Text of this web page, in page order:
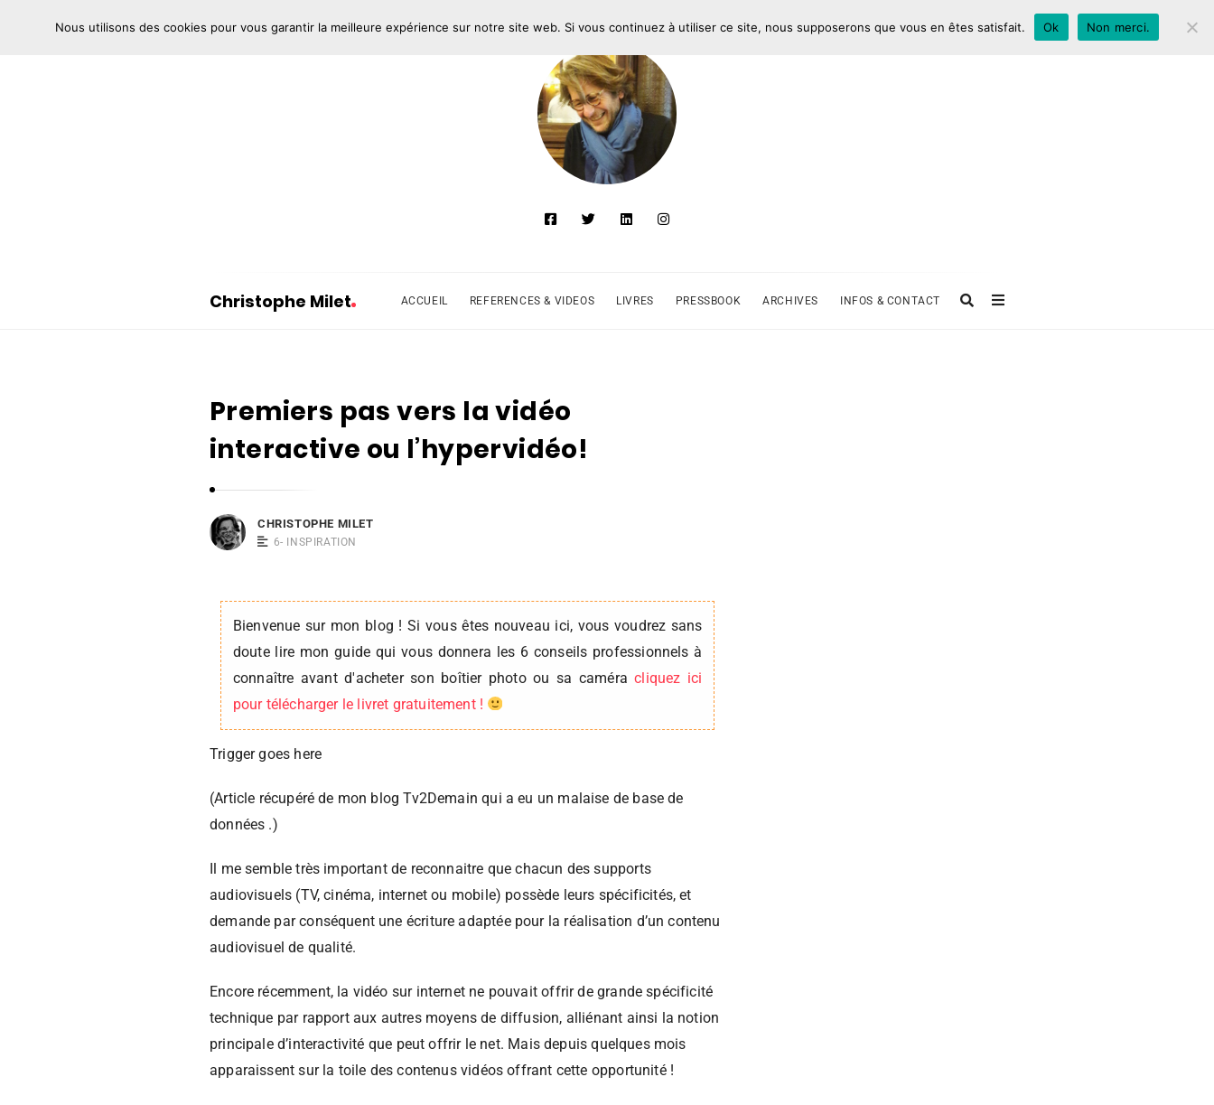
Christophe Milet
i
s
t
o
h
ACCUEIL REFERENCES & VIDEOS LIVRES PRESSBOOK ARCHIVES INFOS & CONTACT
Premiers pas vers la vidéo
interactive ou l’hypervidéo!
CHRISTOPHE MILET
6- INSPIRATION
Bienvenue sur mon blog ! Si vous êtes nouveau ici, vous voudrez sans
doute lire mon guide qui vous donnera les 6 conseils professionnels à
connaître avant d'acheter son boîtier photo ou sa caméracliquez ici
pour télécharger le livret gratuitement !
Trigger goes here
(Article récupéré de mon blog Tv2Demain qui a eu un malaise de base de
données .)
Il me semble très important de reconnaitre que chacun des supports
audiovisuels (TV, cinéma, internet ou mobile) possède leurs spécificités, et
demande par conséquent une écriture adaptée pour la réalisation d’un contenu
audiovisuel de qualité.
Encore récemment, la vidéo sur internet ne pouvait offrir de grande spécificité
technique par rapport aux autres moyens de diffusion, alliénant ainsi la notion
principale d’interactivité que peut offrir le net. Mais depuis quelques mois
apparaissent sur la toile des contenus vidéos offrant cette opportunité !
Nous utilisons des cookies pour vous garantir la meilleure expérience sur notre site web. Si vous continuez à utiliser ce site, nous supposerons que vous en êtes satisfait. Ok Non merci.